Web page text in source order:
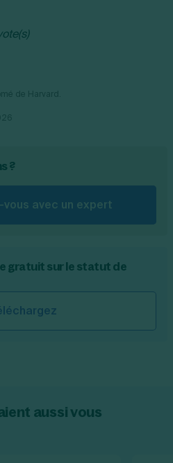
sont
?
vous avec un expert
gratuit sur le statut de
aussi vous